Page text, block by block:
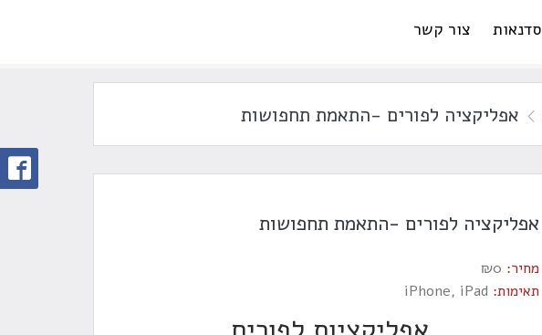
סדנאות צור קשר
אפליקציה לפורים -התאמת תחפושות
אפליקציה לפורים -התאמת תחפושות
מחיר: ₪0
תאימות: iPhone, iPad